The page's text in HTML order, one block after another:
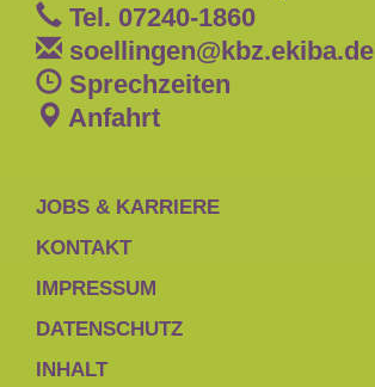
Tel. 07240-1860
soellingen@kbz.ekiba.de
Sprechzeiten
Anfahrt
JOBS & KARRIERE
KONTAKT
IMPRESSUM
DATENSCHUTZ
INHALT